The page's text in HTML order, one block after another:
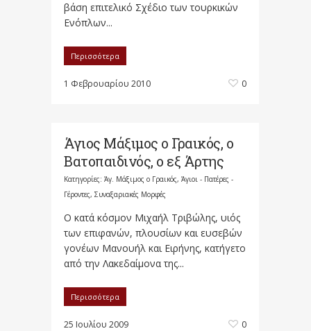
βάση επιτελικό Σχέδιο των τουρκικών
Ενόπλων...
Περισσότερα
1 Φεβρουαρίου 2010 0
Άγιος Μάξιμος ο Γραικός, ο
Βατοπαιδινός, ο εξ Άρτης
Κατηγορίες: Άγ. Μάξιμος ο Γραικός, Άγιοι - Πατέρες -
Γέροντες, Συναξαριακές Μορφές
Ο κατά κόσμον Μιχαήλ Τριβώλης, υιός
των επιφανών, πλουσίων και ευσεβών
γονέων Μανουήλ και Ειρήνης, κατήγετο
από την Λακεδαίμονα της...
Περισσότερα
25 Ιουλίου 2009 0